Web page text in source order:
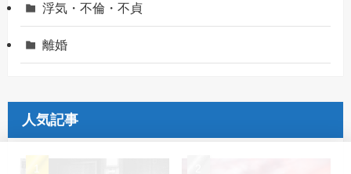
浮気・不倫・不貞
離婚
人気記事